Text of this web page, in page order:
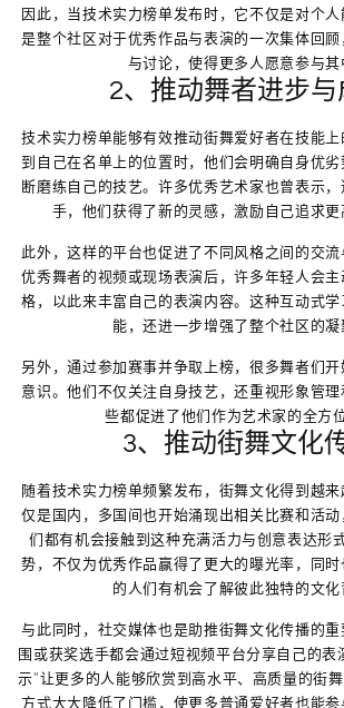
因此，当技术实力榜单发布时，它不仅是对个
是整个社区对于优秀作品与表演的一次集体回
与讨论，使得更多人愿意参与其
2、推动舞者进步与
技术实力榜单能够有效推动街舞爱好者在技能
到自己在名单上的位置时，他们会明确自身优
断磨练自己的技艺。许多优秀艺术家也曾表示
手，他们获得了新的灵感，激励自己追求更
此外，这样的平台也促进了不同风格之间的交
优秀舞者的视频或现场表演后，许多年轻人会
格，以此来丰富自己的表演内容。这种互动式
能，还进一步增强了整个社区的凝
另外，通过参加赛事并争取上榜，很多舞者们
意识。他们不仅关注自身技艺，还重视形象管
些都促进了他们作为艺术家的全方
3、推动街舞文化
随着技术实力榜单频繁发布，街舞文化得到越
仅是国内，多国间也开始涌现出相关比赛和活
们都有机会接触到这种充满活力与创意表达形
势，不仅为优秀作品赢得了更大的曝光率，同
的人们有机会了解彼此独特的文化
与此同时，社交媒体也是助推街舞文化传播的
围或获奖选手都会通过短视频平台分享自己的表
示”让更多的人能够欣赏到高水平、高质量的街
方式大大降低了门槛，使更多普通爱好者也能参